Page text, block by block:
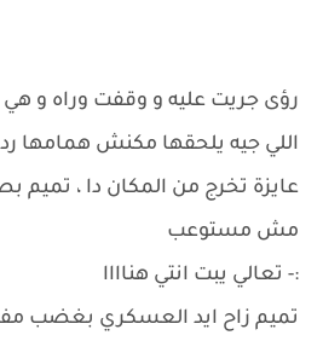
رؤى جريت عليه و وقفت وراه و هي
اللي جيه يلحقها مكنش همامها
عايزة تخرج من المكان دا ، تميم
مش مستوعب
:- تعالي يبت انتي هناااا
تميم زاح ايد العسكري بغضب